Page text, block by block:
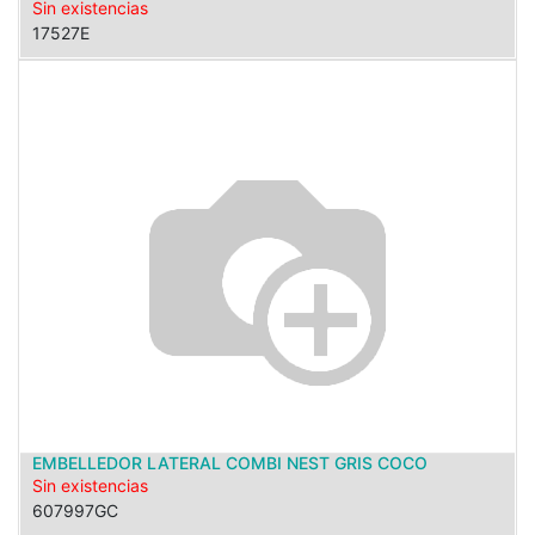
Sin existencias
17527E
EMBELLEDOR LATERAL COMBI NEST GRIS COCO
Sin existencias
607997GC